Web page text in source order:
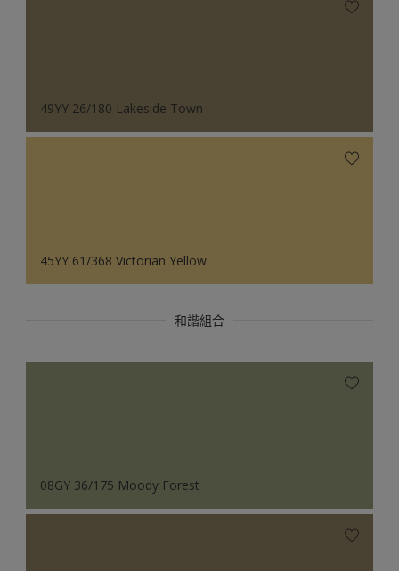
49YY 26/180 Lakeside Town
45YY 61/368 Victorian Yellow
和諧組合
08GY 36/175 Moody Forest